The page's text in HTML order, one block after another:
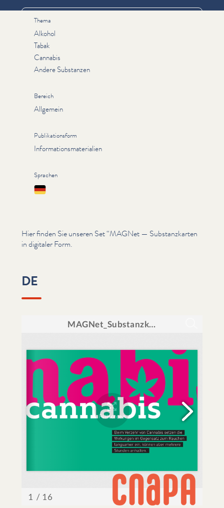
Thema
Alkohol
Tabak
Cannabis
Andere Substanzen
Bereich
Allgemein
Publikationsform
Informationsmaterialien
Sprachen
Deutsch
Hier finden Sie unseren Set“MAGNet — Sub­stanzkarten
in digitaler Form.
DE